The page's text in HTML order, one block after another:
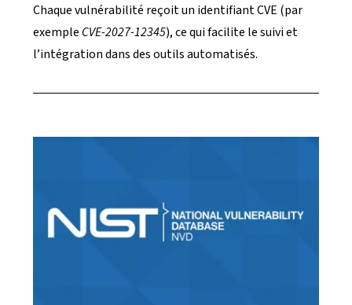
Chaque vulnérabilité reçoit un identifiant CVE (par
exemple CVE-2027-12345), ce qui facilite le suivi et
l’intégration dans des outils automatisés.